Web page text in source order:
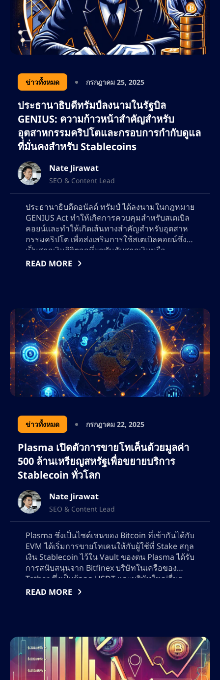
ข่าวทั้งหมด กรกฎาคม 25, 2025
ประธานาธิบดีทรัมป์ลงนามในรัฐบิล
GENIUS: ความก้าวหน้าสำคัญสำหรับ
อุตสาหกรรมคริปโตและกรอบการกำกับดูแล
ที่มั่นคงสำหรับ Stablecoins
Nate Jirawat
SEO & Content Lead
ประธานาธิบดีดอนัลด์ ทรัมป์ ได้ลงนามในกฎหมาย
GENIUS Act ทำให้เกิดการควบคุมสำหรับสเตเบิล
คอยน์และทำให้เกิดเส้นทางสำคัญสำหรับอุตสาห
กรรมคริปโต เพื่อส่งเสริมการใช้สเตเบิลคอยน์ซึ่ง
เป็นสกุลเงินดิจิตอลที่ผูกพันกับสกุลเงินหรือ
ทรัพย์สินอื่น ๆ ด้วยการสนับสนุนจากประธานาธิบดี
READ MORE
ข่าวทั้งหมด กรกฎาคม 22, 2025
Plasma เปิดตัวการขายโทเค็นด้วยมูลค่า
500 ล้านเหรียญสหรัฐเพื่อขยายบริการ
Stablecoin ทั่วโลก
Nate Jirawat
SEO & Content Lead
Plasma ซึ่งเป็นไซด์เชนของ Bitcoin ที่เข้ากันได้กับ
EVM ได้เริ่มการขายโทเคนให้กับผู้ใช้ที่ Stake สกุล
เงิน Stablecoin ไว้ใน Vault ของตน Plasma ได้รับ
การสนับสนุนจาก Bitfinex บริษัทในเครือของ
Tether ซึ่งเป็นผู้ออก USDT และบริษัทใหญ่อื่นๆ
โดยกำลังขายโทเคน XPL จำนวน 10% ของอุปทาน
ธรรมเนียม ปัจจุบัน Plasma บริหารจัดการสภาพ
คล่องของ Stablecoin มูลค่า 1 พันล้านดอลลาร์
สหรัฐ การขายโทเคนครั้งนี้ตรงกับช่วงเวลาที่ตลาด
Stablecoin กำลังเฟื่องฟู
READ MORE